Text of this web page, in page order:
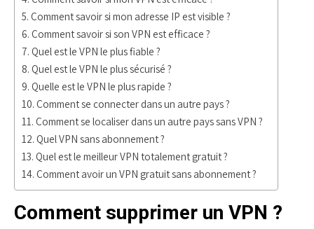
Comment savoir si mon adresse IP est visible ?
Comment savoir si son VPN est efficace ?
Quel est le VPN le plus fiable ?
Quel est le VPN le plus sécurisé ?
Quelle est le VPN le plus rapide ?
Comment se connecter dans un autre pays ?
Comment se localiser dans un autre pays sans VPN ?
Quel VPN sans abonnement ?
Quel est le meilleur VPN totalement gratuit ?
Comment avoir un VPN gratuit sans abonnement ?
Comment supprimer un VPN ?